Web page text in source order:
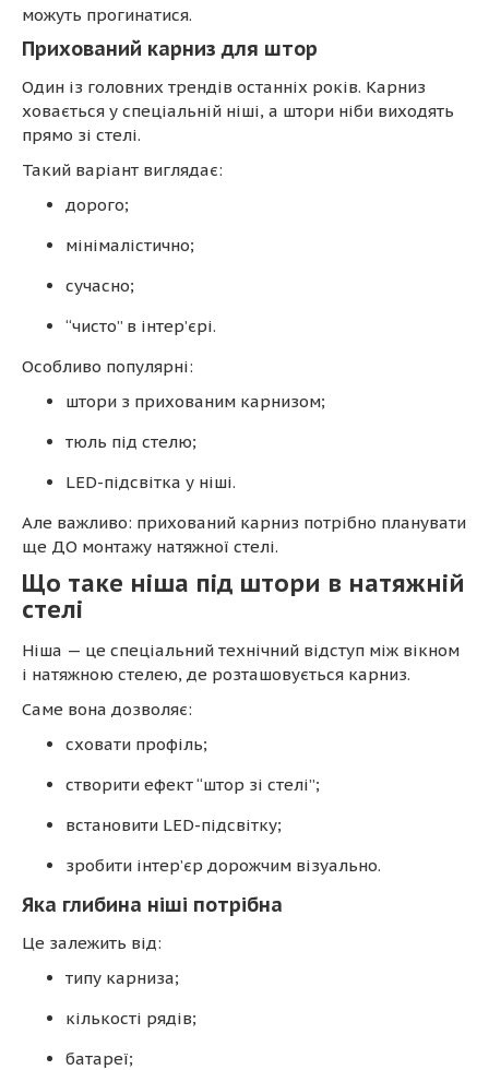
можуть прогинатися.
Прихований карниз для штор
Один із головних трендів останніх років. Карниз
ховається у спеціальній ніші, а штори ніби виходять
прямо зі стелі.
Такий варіант виглядає:
дорого;
мінімалістично;
сучасно;
“чисто” в інтер’єрі.
Особливо популярні:
штори з прихованим карнизом;
тюль під стелю;
LED-підсвітка у ніші.
Але важливо: прихований карниз потрібно планувати
ще ДО монтажу натяжної стелі.
Що таке ніша під штори в натяжній
стелі
Ніша — це спеціальний технічний відступ між вікном
і натяжною стелею, де розташовується карниз.
Саме вона дозволяє:
сховати профіль;
створити ефект “штор зі стелі”;
встановити LED-підсвітку;
зробити інтер’єр дорожчим візуально.
Яка глибина ніші потрібна
Це залежить від:
типу карниза;
кількості рядів;
батареї;